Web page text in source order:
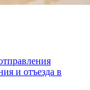
и отъезда в